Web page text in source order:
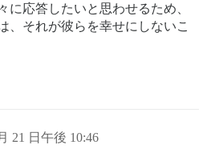
に応答したいと思わせるため、
、それが彼らを幸せにしないこ
21 日午後 10:46